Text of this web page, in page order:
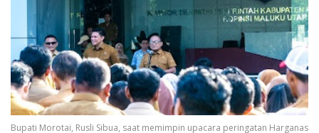
Bupati Morotai, Rusli Sibua, saat memimpin upacara peringatan Harganas